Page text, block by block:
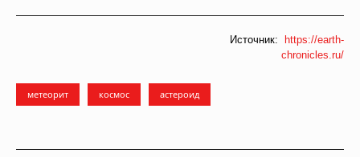
Источник:
https://earth-
chronicles.ru/
метеорит космос астероид